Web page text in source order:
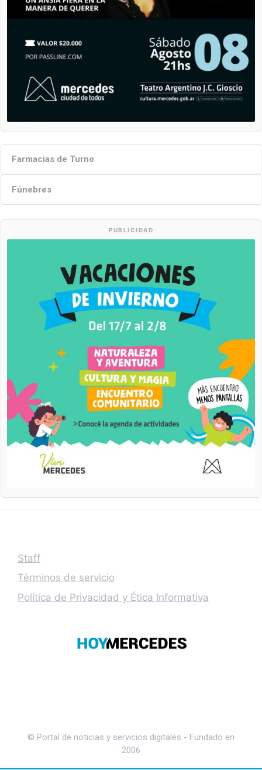
Farmacias de Turno
Fúnebres
PUBLICIDAD
Staff
Términos de servicio
Política de Privacidad y Ética Informativa
© Portal de noticias y servicios digitales - Fundado en
2006